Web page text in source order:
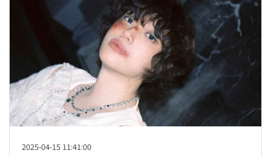
2025-04-15 11:41:00